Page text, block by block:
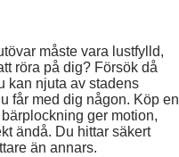
måste vara lustfylld,
röra på dig? Försök då
kan njuta av stadens
får med dig någon. Köp en
ger motion,
ändå. Du hittar säkert
än annars.